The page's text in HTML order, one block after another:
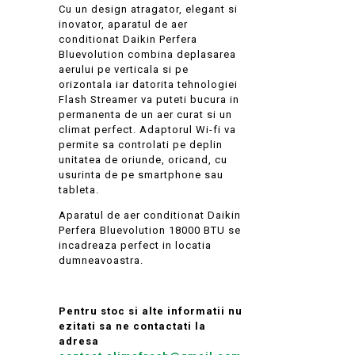
Cu un design atragator, elegant si
inovator, aparatul de aer
conditionat Daikin Perfera
Bluevolution combina deplasarea
aerului pe verticala si pe
orizontala iar datorita tehnologiei
Flash Streamer va puteti bucura in
permanenta de un aer curat si un
climat perfect. Adaptorul Wi-fi va
permite sa controlati pe deplin
unitatea de oriunde, oricand, cu
usurinta de pe smartphone sau
tableta.
Aparatul de aer conditionat Daikin
Perfera Bluevolution 18000 BTU se
incadreaza perfect in locatia
dumneavoastra.
Pentru stoc si alte informatii nu
ezitati sa ne contactati la
adresa